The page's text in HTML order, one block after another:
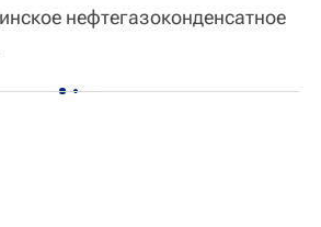
нефтегазоконденсатное